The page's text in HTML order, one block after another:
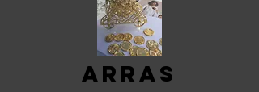
arras